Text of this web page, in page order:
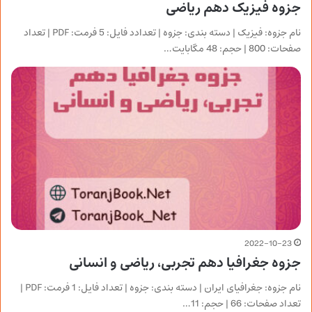
جزوه فیزیک دهم ریاضی
نام جزوه: فیزیک | دسته بندی: جزوه | تعدادد فایل: 5 فرمت: PDF | تعداد
صفحات: 800 | حجم: 48 مگابایت…
2022-10-23
جزوه جغرافیا دهم تجربی، ریاضی و انسانی
نام جزوه: جغرافیای ایران | دسته بندی: جزوه | تعداد فایل: 1 فرمت: PDF |
تعداد صفحات: 66 | حجم: 11…